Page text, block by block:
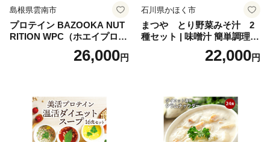
島根県雲南市
プロテイン BAZOOKA NUT
RITION WPC（ホエイプロテ
イン）＜プレーン＞ 900g｜
バズーカ岡田監修・植物由来
ロン [AIEN005]
26,000円
石川県かほく市
まつや とり野菜みそ汁 2
種セット | 味噌汁 簡単調理
お味噌 おみそ みそ とり野菜
時短料理 時短ごはん ご当地
22,000円